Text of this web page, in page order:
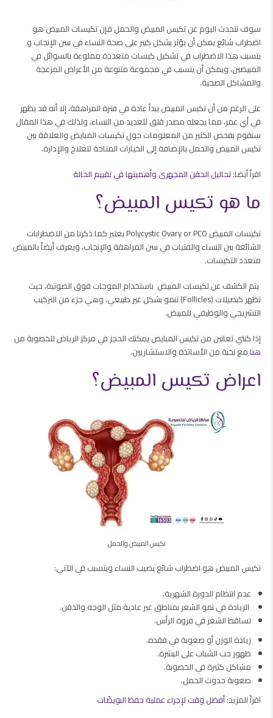
سوف نتحدث اليوم عن تكيس المبيض والحمل فإن تكيسات المبيض هو
اضطراب شائع يمكن أن يؤثر بشكل كبير على صحة النساء في سن الإنجاب و
يتسبب هذا الاضطراب في تشكيل كيسات متعددة مملوءة بالسوائل في
المبيضين، ويمكن أن يتسبب في مجموعة متنوعة من الأعراض المزعجة
والمشاكل الصحية.
على الرغم من أن تكيس المبيض يبدأ عادة في فترة المراهقة، إلا أنه قد يظهر
في أي عمر، مما يجعله مصدر قلق للعديد من النساء، ولذلك في هذا المقال
سنقوم بفحص الكثير من المعلومات حول تكيسات المبايض والعلاقة بين
تكيس المبيض والحمل بالإضافة إلى الخيارات المتاحة للعلاج والإدارة.
اقرأ أيضا:تحاليل الحقن المجهرى وأهميتها في تقييم الحالة
ما هو تكيس المبيض؟
تكيسات المبيض Polycystic Ovary or PCO يعتبر كما ذكرنا من الاضطرابات
الشائعة بين النساء والفتيات في سن المراهقة والإنجاب، ويعرف أيضاً بالمبيض
متعدد التكيسات.
يتم الكشف عن تكيسات المبيض باستخدام الموجات فوق الصوتية، حيث
تظهر كبصيلات (Follicles) تنمو بشكل غير طبيعي، وهي جزء من التركيب
التشريحي والوظيفي للمبيض.
إذا كنتي تعانين من تكيس المبايض يمكنك الحجز في مركز الرياض للخصوبة من
هنا مع نخبة من الأساتذة والاستشاريين.
اعراض تكيس المبيض؟
تكيس المبيض والحمل
تكيس المبيض هو اضطراب شائع يصيب النساء ويتسبب في الآتي:
عدم انتظام الدورة الشهرية.
الزيادة في نمو الشعر بمناطق غير عادية مثل الوجه والذقن.
تساقط الشعر في فروة الرأس.
زيادة الوزن أو صعوبة في فقده.
ظهور حب الشباب على البشرة.
مشاكل كثيرة في الخصوبة.
صعوبة حدوث الحمل.
اقرأ المزيد:أفضل وقت لإجراء عملية حفظ البويضّات